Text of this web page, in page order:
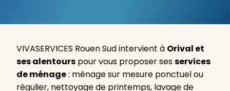
VIVASERVICES Rouen Sud intervient à Orival et
ses alentours pour vous proposer sesservices
de ménage: ménage sur mesure ponctuel ou
régulier, nettoyage de printemps, lavage de